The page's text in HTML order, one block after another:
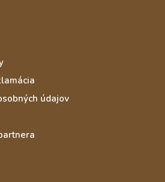
údajov